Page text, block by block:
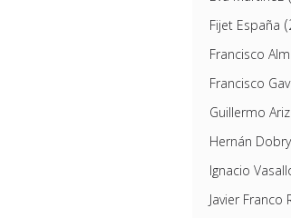
Fijet España
Francisco
Francisco
Guillermo
Hernán Dobry
Ignacio
Javier Franco